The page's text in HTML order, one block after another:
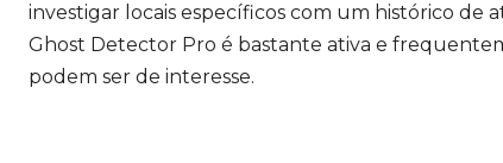
investigar locais específicos com um histórico de
Ghost Detector Pro é bastante ativa e
podem ser de interesse.